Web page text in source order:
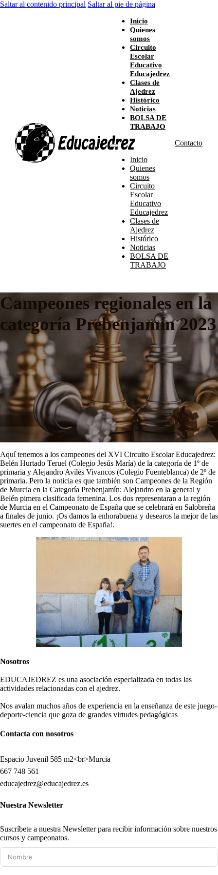
Saltar al contenido principal Saltar al pie de página
Inicio
Quienes
somos
Circuito
Escolar
Educativo
Educajedrez
Clases de
Ajedrez
Histórico
Noticias
BOLSA DE
TRABAJO
Inicio
Quienes
somos
Circuito
Escolar
Educativo
Educajedrez
Clases de
Ajedrez
Histórico
Noticias
BOLSA DE
TRABAJO
Contacto
Campeones regionales en la
categoría Prebenjamín 2023
Aquí tenemos a los campeones del XVI Circuito Escolar Educajedrez:
Belén Hurtado Teruel (Colegio Jesús María) de la categoría de 1º de
primaria y Alejandro Avilés Vivancos (Colegio Fuenteblanca) de 2º de
primaria. Pero la noticia es que también son Campeones de la Región
de Murcia en la Categoría Prebenjamín: Alejandro en la general y
Belén pimera clasificada femenina. Los dos representaran a la región
de Murcia en el Campeonato de España que se celebrará en Salobreña
a finales de junio. ¡Os damos la enhorabuena y desearos la mejor de las
suertes en el campeonato de España!.
Nosotros
EDUCAJEDREZ es una asociación especializada en todas las
actividades relacionadas con el ajedrez.
Nos avalan muchos años de experiencia en la enseñanza de este juego-
deporte-ciencia que goza de grandes virtudes pedagógicas
Contacta con nosotros
Espacio Juvenil 585 m2<br>Murcia
667 748 561
educajedrez@educajedrez.es
Nuestra Newsletter
Suscríbete a nuestra Newsletter para recibir información sobre nuestros
cursos y campeonatos.